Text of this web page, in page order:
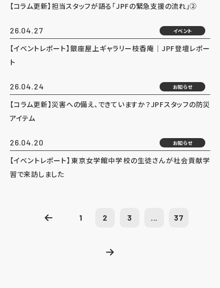
【コラム更新】担当スタッフが語る「JPFの緊急支援の流れ」②
26.04.27 イベント
【イベントレポート】銀座屋上ギャラリー枝香庵｜JPF登壇レポー
ト
26.04.24 お知らせ
【コラム更新】災害への備え、できていますか？JPFスタッフの防災
アイテム
26.04.20 お知らせ
【イベントレポート】東京女学館中学校の生徒さんが社会貢献学
習で来訪しました
1 2 3 ... 37